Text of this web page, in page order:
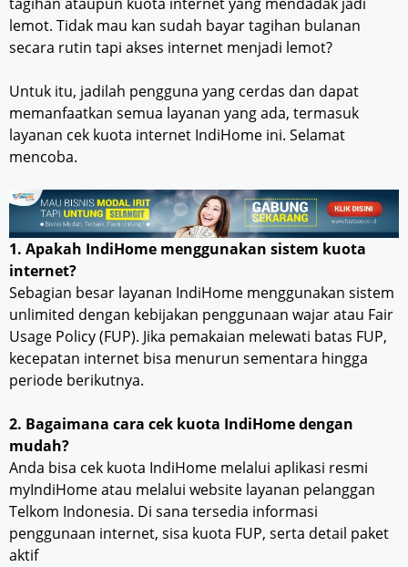
lemot. Tidak mau kan sudah bayar tagihan bulanan
secara rutin tapi akses internet menjadi lemot?
Untuk itu, jadilah pengguna yang cerdas dan dapat
memanfaatkan semua layanan yang ada, termasuk
layanan cek kuota internet IndiHome ini. Selamat
mencoba.
1. Apakah IndiHome menggunakan sistem kuota
internet?
Sebagian besar layanan IndiHome menggunakan sistem
unlimited dengan kebijakan penggunaan wajar atau Fair
Usage Policy (FUP). Jika pemakaian melewati batas FUP,
kecepatan internet bisa menurun sementara hingga
periode berikutnya.
2. Bagaimana cara cek kuota IndiHome dengan
mudah?
Anda bisa cek kuota IndiHome melalui aplikasi resmi
myIndiHome atau melalui website layanan pelanggan
Telkom Indonesia. Di sana tersedia informasi
penggunaan internet, sisa kuota FUP, serta detail paket
aktif